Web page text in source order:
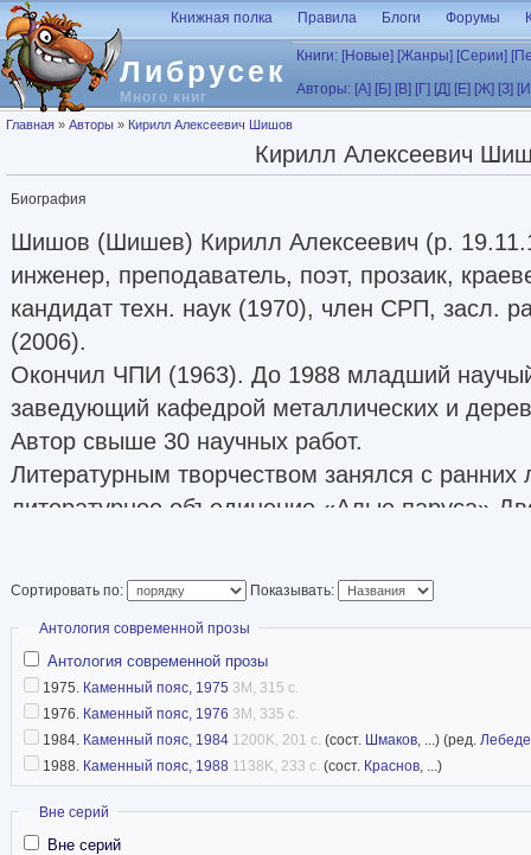
Перейти к основному содержанию
Либрусек
Много книг
Книжная полка Правила Блоги Форумы
Книги: [Новые] [Жанры] [Серии]
Авторы: [А] [Б] [В] [Г] [Д] [Е] [Ж] [З]
Вы здесь
Главная » Авторы » Кирилл Алексеевич Шишов
Кирилл Алексеевич
Биография
Шишов (Шишев) Кирилл Алексеевич (р.
инженер, преподаватель, поэт, прозаик,
кандидат техн. наук (1970), член СРП, засл.
(2006).
Окончил ЧПИ (1963). До 1988 младший научый
заведующий кафедрой металлических и
Автор свыше 30 научных работ.
Литературным творчеством занялся с ранних
литературное объединение «Алые паруса»
Руководил литературным театром ДК
с Л. Л. Оболенским и А. М. Кербелем). Автор
200 статей, поэт. подборок в газетах и
Первая литературная публикация в 1958.
Произведения Кирилла Шишова отличаются
истории и культуры Урала, России (1-й т.
Челябинского края», 2005), глубиной
тонкой психологичностью и лиризмом
«Золотое сечение»; поэма «Зубр» об
Сортировать по: Показывать:
Скрыть
Антология современной прозы
Антология современной прозы
1975. Каменный пояс, 1975 3M, 315 с.
1976. Каменный пояс, 1976 3M, 335 с.
1984. Каменный пояс, 1984 1200K, 201 с. (сост. Шмаков, ...) (ред.
1988. Каменный пояс, 1988 1138K, 233 с. (сост. Краснов, ...)
Скрыть
Вне серий
Вне серий